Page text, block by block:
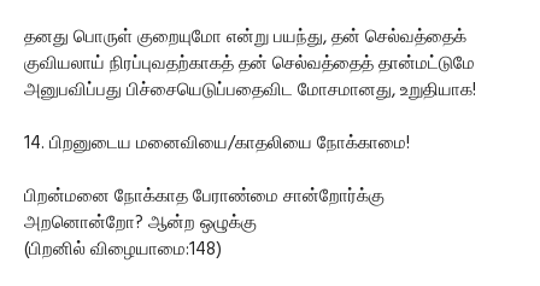
தனது பொருள் குறையுமோ என்று பயந்து, தன் செல்வத்தைக்
குவியலாய் நிரப்புவதற்காகத் தன் செல்வத்தைத் தான்மட்டுமே
அனுபவிப்பது பிச்சையெடுப்பதைவிட மோசமானது, உறுதியாக!
14. பிறனுடைய மனைவியை/காதலியை நோக்காமை!
பிறன்மனை நோக்காத பேராண்மை சான்றோர்க்கு
அறனொன்றோ? ஆன்ற ஒழுக்கு
(பிறனில் விழையாமை:148)